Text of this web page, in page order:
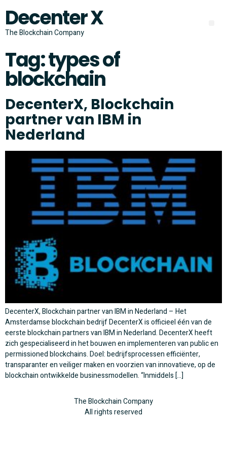
Decenter X
The Blockchain Company
Tag:types of
blockchain
DecenterX, Blockchain
partner van IBM in
Nederland
DecenterX, Blockchain partner van IBM in Nederland – Het
Amsterdamse blockchain bedrijf DecenterX is officieel één van de
eerste blockchain partners van IBM in Nederland. DecenterX heeft
zich gespecialiseerd in het bouwen en implementeren van public en
permissioned blockchains. Doel: bedrijfsprocessen efficiënter,
transparanter en veiliger maken en voorzien van innovatieve, op de
blockchain ontwikkelde businessmodellen. “Inmiddels […]
The Blockchain Company
All rights reserved